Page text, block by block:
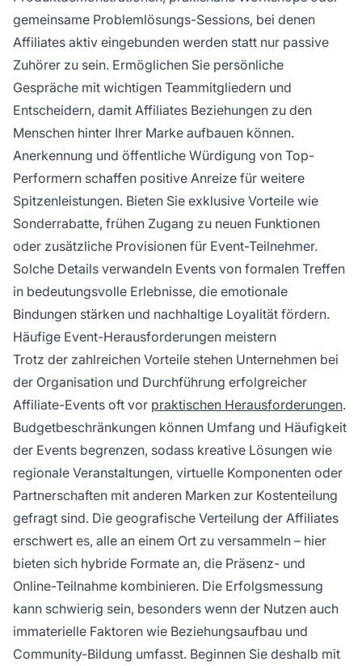
gemeinsame Problemlösungs-Sessions, bei denen
Affiliates aktiv eingebunden werden statt nur passive
Zuhörer zu sein. Ermöglichen Sie persönliche
Gespräche mit wichtigen Teammitgliedern und
Entscheidern, damit Affiliates Beziehungen zu den
Menschen hinter Ihrer Marke aufbauen können.
Anerkennung und öffentliche Würdigung von Top-
Performern schaffen positive Anreize für weitere
Spitzenleistungen. Bieten Sie exklusive Vorteile wie
Sonderrabatte, frühen Zugang zu neuen Funktionen
oder zusätzliche Provisionen für Event-Teilnehmer.
Solche Details verwandeln Events von formalen Treffen
in bedeutungsvolle Erlebnisse, die emotionale
Bindungen stärken und nachhaltige Loyalität fördern.
Häufige Event-Herausforderungen meistern
Trotz der zahlreichen Vorteile stehen Unternehmen bei
der Organisation und Durchführung erfolgreicher
Affiliate-Events oft vor praktischen Herausforderungen.
Budgetbeschränkungen können Umfang und Häufigkeit
der Events begrenzen, sodass kreative Lösungen wie
regionale Veranstaltungen, virtuelle Komponenten oder
Partnerschaften mit anderen Marken zur Kostenteilung
gefragt sind. Die geografische Verteilung der Affiliates
erschwert es, alle an einem Ort zu versammeln – hier
bieten sich hybride Formate an, die Präsenz- und
Online-Teilnahme kombinieren. Die Erfolgsmessung
kann schwierig sein, besonders wenn der Nutzen auch
immaterielle Faktoren wie Beziehungsaufbau und
Community-Bildung umfasst. Beginnen Sie deshalb mit